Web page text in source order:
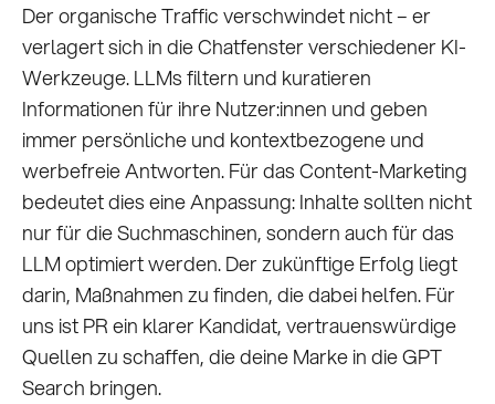
Der organische Traffic verschwindet nicht – er
verlagert sich in die Chatfenster verschiedener KI-
Werkzeuge. LLMs filtern und kuratieren
Informationen für ihre Nutzer:innen und geben
immer persönliche und kontextbezogene und
werbefreie Antworten. Für das Content-Marketing
bedeutet dies eine Anpassung: Inhalte sollten nicht
nur für die Suchmaschinen, sondern auch für das
LLM optimiert werden. Der zukünftige Erfolg liegt
darin, Maßnahmen zu finden, die dabei helfen. Für
uns ist PR ein klarer Kandidat, vertrauenswürdige
Quellen zu schaffen, die deine Marke in die GPT
Search bringen.